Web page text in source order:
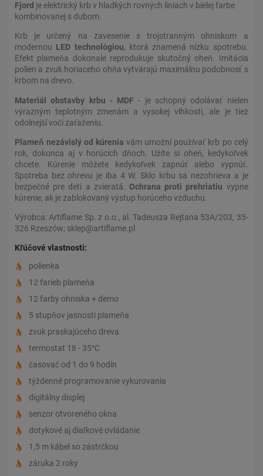
Fjord je elektrický krb v hladkých rovných líniach v bielej farbe
kombinovanej s dubom.
Krb je určený na zavesenie s trojstranným ohniskom a
modernou LED technológiou, ktorá znamená nízku spotrebu.
Efekt plameňa dokonale reprodukuje skutočný oheň. Imitácia
polien a zvuk horiaceho ohňa vytvárajú maximálnu podobnosť s
krbom na drevo.
Materiál obstavby krbu - MDF - je schopný odolávať nielen
výrazným teplotným zmenám a vysokej vlhkosti, ale je tiež
odolnejší voči zaťaženiu.
Plameň nezávislý od kúrenia vám umožní používať krb po celý
rok, dokonca aj v horúcich dňoch. Užite si oheň, kedykoľvek
chcete. Kúrenie môžete kedykoľvek zapnúť alebo vypnúť.
Spotreba bez ohrevu je iba 4 W. Sklo krbu sa nezohrieva a je
bezpečné pre deti a zvieratá. Ochrana proti prehriatiu vypne
kúrenie, ak je zablokovaný výstup horúceho vzduchu.
Výrobca: Artiflame Sp. z o.o., al. Tadeusza Rejtana 53A/203, 35-
326 Rzeszów; sklep@artiflame.pl
Kľúčové vlastnosti:
polienka
12 farieb plameňa
12 farby ohniska + demo
5 stupňov jasnosti plameňa
zvuk praskajúceho dreva
termostat 18 - 35°C
časovač od 1 do 9 hodín
týždenné programovanie vykurovania
digitálny displej
senzor otvoreného okna
dotykové aj diaľkové ovládanie
1,5 m kábel so zástrčkou
záruka 2 roky